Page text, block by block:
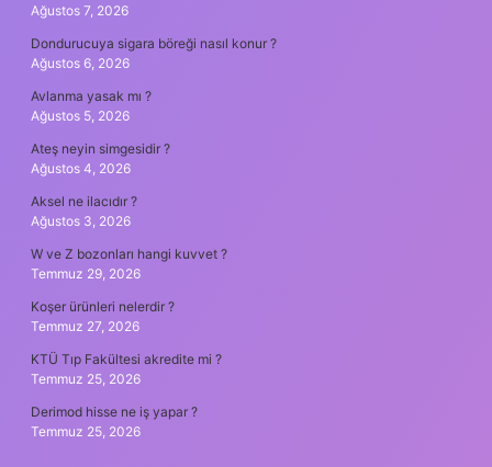
Ağustos 7, 2026
Dondurucuya sigara böreği nasıl konur ?
Ağustos 6, 2026
Avlanma yasak mı ?
Ağustos 5, 2026
Ateş neyin simgesidir ?
Ağustos 4, 2026
Aksel ne ilacıdır ?
Ağustos 3, 2026
W ve Z bozonları hangi kuvvet ?
Temmuz 29, 2026
Koşer ürünleri nelerdir ?
Temmuz 27, 2026
KTÜ Tıp Fakültesi akredite mi ?
Temmuz 25, 2026
Derimod hisse ne iş yapar ?
Temmuz 25, 2026